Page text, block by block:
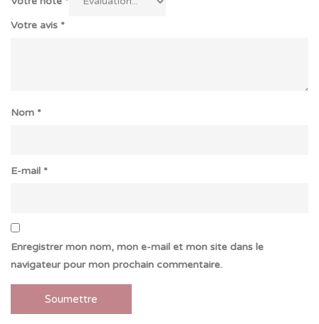
Votre avis *
Nom *
E-mail *
Enregistrer mon nom, mon e-mail et mon site dans le
navigateur pour mon prochain commentaire.